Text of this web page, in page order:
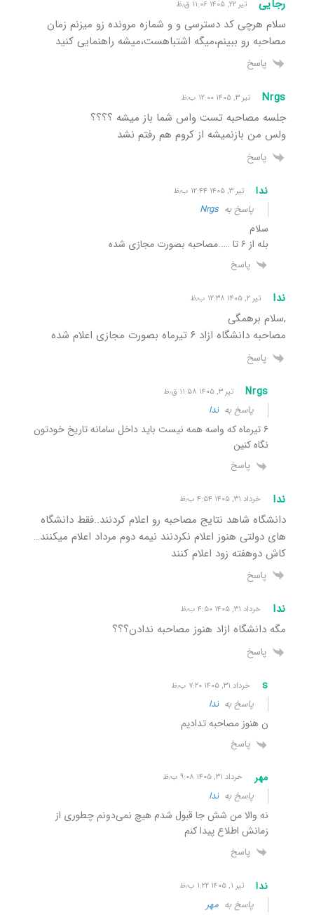
رجایی تیر ۲۲, ۱۴۰۵ ۱۱:۰۶ ق٫ظ
سلام هرچی کد دسترسی و و شمازه مرونده زو میزنم زمان
مصاحبه رو ببینم،میگه اشتباهست،میشه راهنمایی کنید
پاسخ
Nrgs تیر ۳, ۱۴۰۵ ۱۲:۰۰ ب٫ظ
جلسه مصاحبه تست واس شما باز میشه ؟؟؟؟
ولس من بازنمیشه از کروم هم رفتم نشد
پاسخ
ندا تیر ۳, ۱۴۰۵ ۱۲:۴۴ ب٫ظ
پاسخ بهNrgs
سلام
بله از ۶ تا …..مصاحبه بصورت مجازی شده
پاسخ
ندا تیر ۲, ۱۴۰۵ ۱۲:۳۸ ب٫ظ
,سلام برهمگی
مصاحبه دانشگاه ازاد ۶ تیرماه بصورت مجازی اعلام شده
پاسخ
Nrgs تیر ۳, ۱۴۰۵ ۱۱:۵۸ ق٫ظ
پاسخ بهندا
۶ تیرماه که واسه همه نیست باید داخل سامانه تاریخ خودتون
نگاه کنین
پاسخ
ندا خرداد ۳۱, ۱۴۰۵ ۴:۵۴ ب٫ظ
دانشگاه شاهد نتایج مصاحبه رو اعلام کردنند..فقط دانشگاه
های دولتی هنوز اعلام نکردنند نیمه دوم مرداد اعلام میکنند…
کاش دوهفته زود اعلام کنند
پاسخ
ندا خرداد ۳۱, ۱۴۰۵ ۴:۵۰ ب٫ظ
مگه دانشگاه ازاد هنوز مصاحبه ندادن؟؟؟
پاسخ
s خرداد ۳۱, ۱۴۰۵ ۷:۲۰ ب٫ظ
پاسخ بهندا
ن هنوز مصاحبه تدادیم
پاسخ
مهر خرداد ۳۱, ۱۴۰۵ ۹:۰۸ ب٫ظ
پاسخ بهندا
نه والا من شش جا قبول شدم هیچ نمی‌دونم چطوری از
زمانش اطلاع پیدا کنم
پاسخ
ندا تیر ۱, ۱۴۰۵ ۱:۲۲ ب٫ظ
پاسخ به مهر